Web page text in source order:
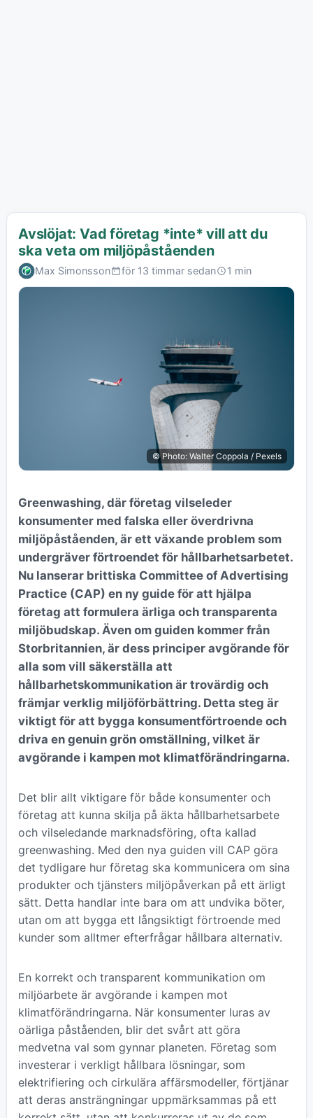
Avslöjat: Vad företag *inte* vill att du
ska veta om miljöpåståenden
Max Simonsson för 13 timmar sedan 1 min
© Photo: Walter Coppola / Pexels
Greenwashing, där företag vilseleder
konsumenter med falska eller överdrivna
miljöpåståenden, är ett växande problem som
undergräver förtroendet för hållbarhetsarbetet.
Nu lanserar brittiska Committee of Advertising
Practice (CAP) en ny guide för att hjälpa
företag att formulera ärliga och transparenta
miljöbudskap. Även om guiden kommer från
Storbritannien, är dess principer avgörande för
alla som vill säkerställa att
hållbarhetskommunikation är trovärdig och
främjar verklig miljöförbättring. Detta steg är
viktigt för att bygga konsumentförtroende och
driva en genuin grön omställning, vilket är
avgörande i kampen mot klimatförändringarna.
Det blir allt viktigare för både konsumenter och
företag att kunna skilja på äkta hållbarhetsarbete
och vilseledande marknadsföring, ofta kallad
greenwashing. Med den nya guiden vill CAP göra
det tydligare hur företag ska kommunicera om sina
produkter och tjänsters miljöpåverkan på ett ärligt
sätt. Detta handlar inte bara om att undvika böter,
utan om att bygga ett långsiktigt förtroende med
kunder som alltmer efterfrågar hållbara alternativ.
En korrekt och transparent kommunikation om
miljöarbete är avgörande i kampen mot
klimatförändringarna. När konsumenter luras av
oärliga påståenden, blir det svårt att göra
medvetna val som gynnar planeten. Företag som
investerar i verkligt hållbara lösningar, som
elektrifiering och cirkulära affärsmodeller, förtjänar
att deras ansträngningar uppmärksammas på ett